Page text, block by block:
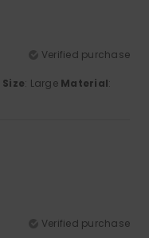
Verified purchase
Size: Large Material:
Verified purchase